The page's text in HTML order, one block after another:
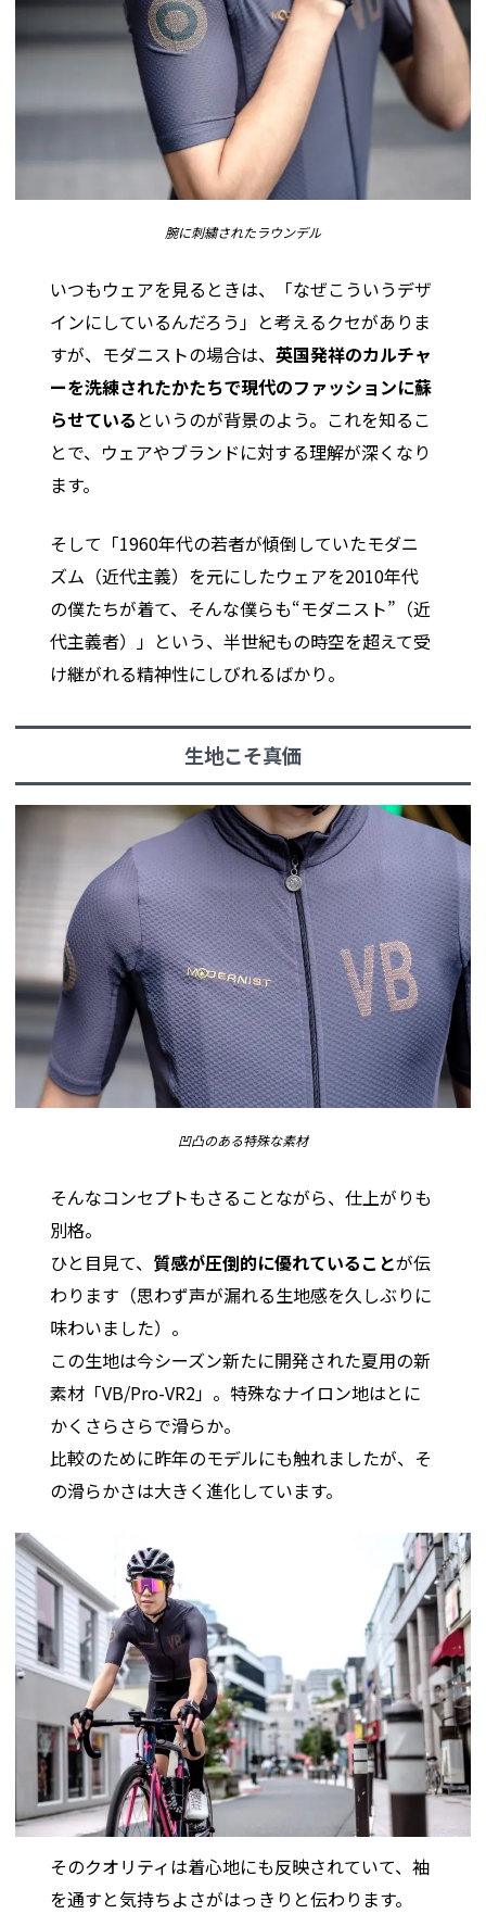
腕に刺繍されたラウンデル
いつもウェアを見るときは、「なぜこういうデザ
インにしているんだろう」と考えるクセがありま
すが、モダニストの場合は、英国発祥のカルチャ
ーを洗練されたかたちで現代のファッションに蘇
らせている というのが背景のよう。これを知るこ
とで、ウェアやブランドに対する理解が深くなり
ます。
そして「1960年代の若者が傾倒していたモダニ
ズム（近代主義）を元にしたウェアを2010年代
の僕たちが着て、そんな僕らも“モダニスト”（近
代主義者）」という、半世紀もの時空を超えて受
け継がれる精神性にしびれるばかり。
生地こそ真価
凹凸のある特殊な素材
そんなコンセプトもさることながら、仕上がりも
別格。
ひと目見て、 質感が圧倒的に優れていることが伝
わります（思わず声が漏れる生地感を久しぶりに
味わいました）。
この生地は今シーズン新たに開発された夏用の新
素材「VB/Pro-VR2」。特殊なナイロン地はとに
かくさらさらで滑らか。
比較のために昨年のモデルにも触れましたが、そ
の滑らかさは大きく進化しています。
そのクオリティは着心地にも反映されていて、袖
を通すと気持ちよさがはっきりと伝わります。